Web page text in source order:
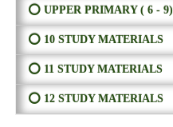
⭕ UPPER PRIMARY ( 6 - 9)
⭕ 10 STUDY MATERIALS
⭕ 11 STUDY MATERIALS
⭕ 12 STUDY MATERIALS